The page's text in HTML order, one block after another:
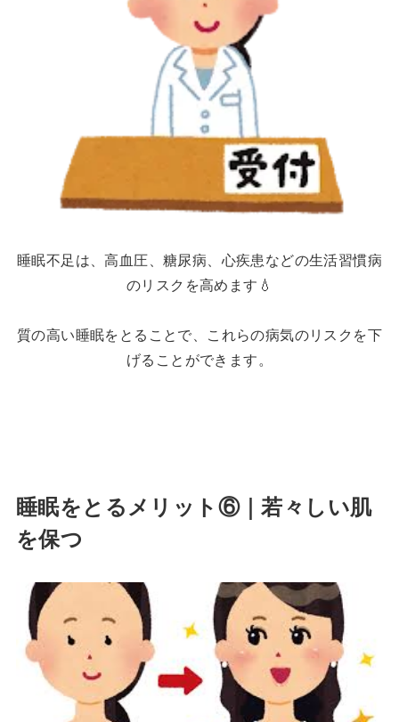
睡眠不足は、高血圧、糖尿病、心疾患などの生活習慣病
のリスクを高めます💧
質の高い睡眠をとることで、これらの病気のリスクを下
げることができます。
睡眠をとるメリット⑥｜若々しい肌
を保つ